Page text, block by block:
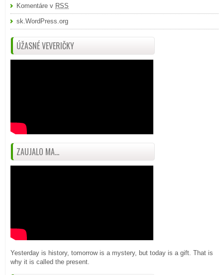
Komentáre v RSS
sk.WordPress.org
ÚŽASNÉ VEVERIČKY
ZAUJALO MA...
Yesterday is history, tomorrow is a mystery, but today is a gift. That is
why it is called the present.